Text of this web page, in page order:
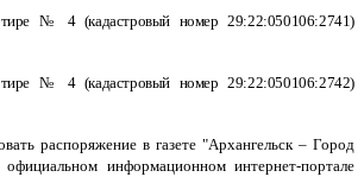
№ 4 (кадастровый номер 29:22:050106:2741)
№ 4 (кадастровый номер 29:22:050106:2742)
распоряжение в газете "Архангельск – Город
информационном интернет-портале